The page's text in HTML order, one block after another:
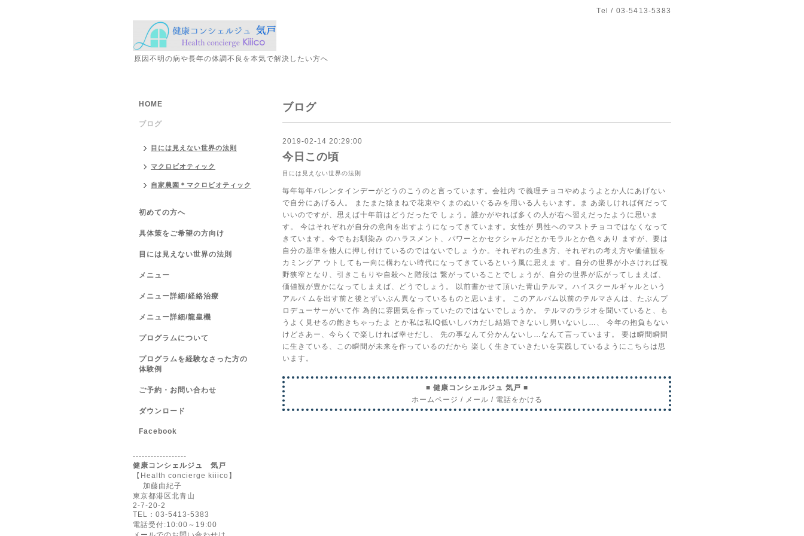
Tel / 03-5413-5383
原因不明の病や長年の体調不良を本気で解決したい方へ
ブログ
2019-02-14 20:29:00
今日この頃
目には見えない世界の法則
毎年毎年バレンタインデーがどうのこうのと言っています。会社内 で義理チョコやめようよとか人にあげない
で自分にあげる人。
またまた猿まねで花束やくまのぬいぐるみを用いる人もいます。ま あ楽しければ何だって
いいのですが、思えば十年前はどうだったで しょう。誰かがやれば多くの人が右へ習えだったように思いま
す。 今はそれぞれが自分の意向を出すようになってきています。女性が 男性へのマストチョコではなくなって
きています。今でもお馴染み のハラスメント、パワーとかセクシャルだとかモラルとか色々あり
ますが、要は
自分の基準を他人に押し付けているのではないでしょ
うか。それぞれの生き方、それぞれの考え方や価値観を
カミングア ウトしても一向に構わない時代になってきているという風に思えま す。自分の世界が小さければ視
野狭窄となり、引きこもりや自殺へと階段は 繋がっていることでしょうが、自分の世界が広がってしまえば、
価値観が豊かになってしまえば、どうでしょう。
以前書かせて頂いた青山テルマ。ハイスクールギャルという
アルバ ムを出す前と後とずいぶん異なっているものと思います。 このアルバム以前のテルマさんは、たぶんプ
ロデューサーがいて作 為的に雰囲気を作っていたのではないでしょうか。 テルマのラジオを聞いていると、も
うよく見せるの飽きちゃったよ
とか私は私IQ低いしバカだし結婚できないし男いないし…、 今年の抱負もない
けどさあー、今らくで楽しければ幸せだし、 先の事なんて分かんないし…なんて言っています。 要は瞬間瞬間
に生きている、この瞬間が未来を作っているのだから 楽しく生きていきたいを実践しているようにこちらは思
います。
■ 健康コンシェルジュ 気戸 ■
ホームページ / メール / 電話をかける
HOME
ブログ
目には見えない世界の法則
マクロビオティック
自家農園＊マクロビオティック
初めての方へ
具体策をご希望の方向け
目には見えない世界の法則
メニュー
メニュー詳細/経絡治療
メニュー詳細/龍皇機
プログラムについて
プログラムを経験なさった方の
体験例
ご予約・お問い合わせ
ダウンロード
Facebook
------------------
健康コンシェルジュ 気戸
【Health concierge kiiico】
加藤由紀子
東京都港区北青山
2-7-20-2
TEL：03-5413-5383
電話受付:10:00～19:00